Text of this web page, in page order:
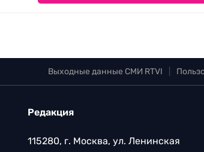
Выходные данные СМИ RTVI
Редакция
115280, г. Москва, ул. Ленинская